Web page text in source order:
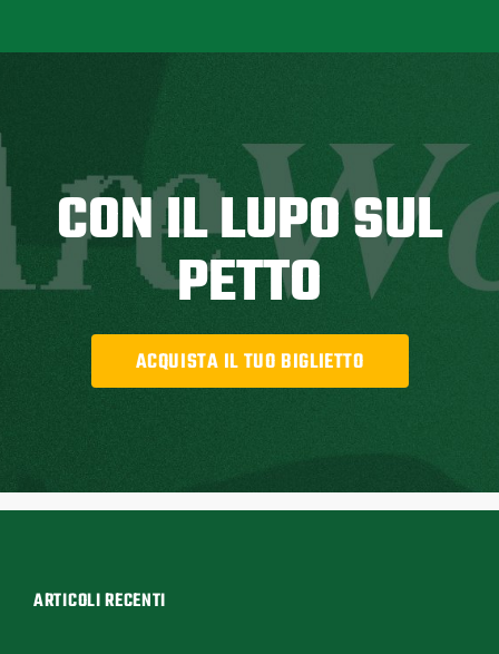
CON IL LUPO SUL
PETTO
ACQUISTA IL TUO BIGLIETTO
ARTICOLI RECENTI